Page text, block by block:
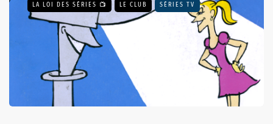
LA LOI DES SÉRIES 📺 LE CLUB SÉRIES TV